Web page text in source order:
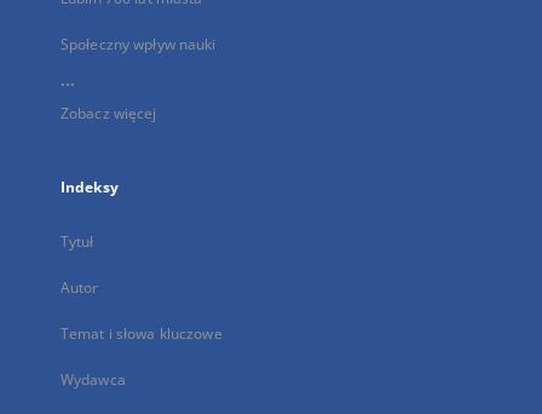
Społeczny wpływ nauki
...
Zobacz więcej
Indeksy
Tytuł
Autor
Temat i słowa kluczowe
Wydawca